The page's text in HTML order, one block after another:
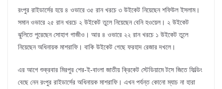
রংপুর রাইডার্সের হয়ে ৪ ওভারে ৩৫ রান খরচে ৩ উইকেট নিয়েছেন শফিউল ইসলাম।
সমান ওভারে ২৫ রান খরচে ২ উইকেট তুলে নিয়েছেন বেনি হওয়েল। ২ উইকেট
ঝুলিতে পুরেছেন সোহাগ গাজীও। আর ৪ ওভারে ২২ রান খরচে ১ উইকেট তুলে
নিয়েছেন অধিনায়ক মাশরাফি। বাকি উইকেট গেছে ফরহাদ রেজার দখলে।
এর আগে শুক্রবার মিরপুর শের-ই-বাংলা জাতীয় ক্রিকেট স্টেডিয়ামে টসে জিতে ফিল্ডিং
বেছে নেন রংপুর রাইডার্সের অধিনায়ক মাশরাফি। এখন পর্যন্ত কোনো ম্যাচ না হারা